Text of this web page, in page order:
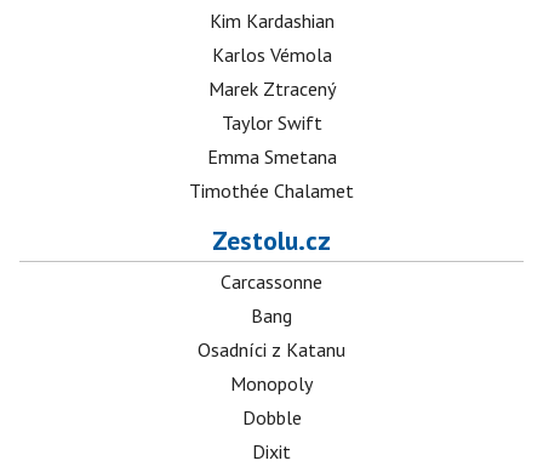
Kim Kardashian
Karlos Vémola
Marek Ztracený
Taylor Swift
Emma Smetana
Timothée Chalamet
Zestolu.cz
Carcassonne
Bang
Osadníci z Katanu
Monopoly
Dobble
Dixit